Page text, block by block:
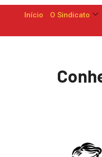
Início O Sindicato